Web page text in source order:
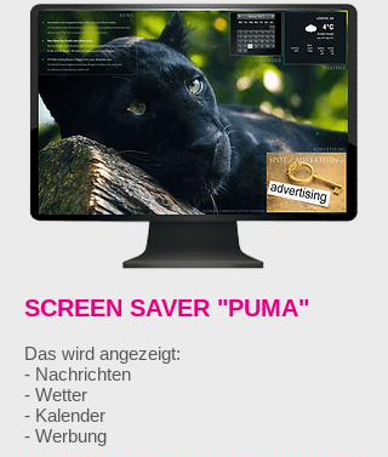
SCREEN SAVER "PUMA"
Das wird angezeigt:
- Nachrichten
- Wetter
- Kalender
- Werbung